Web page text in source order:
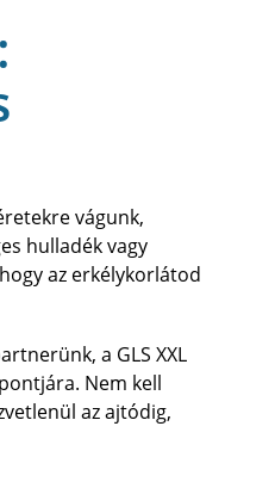
vágunk,
hulladék vagy
az erkélykorlátod
a GLS XXL
Nem kell
az ajtódig,